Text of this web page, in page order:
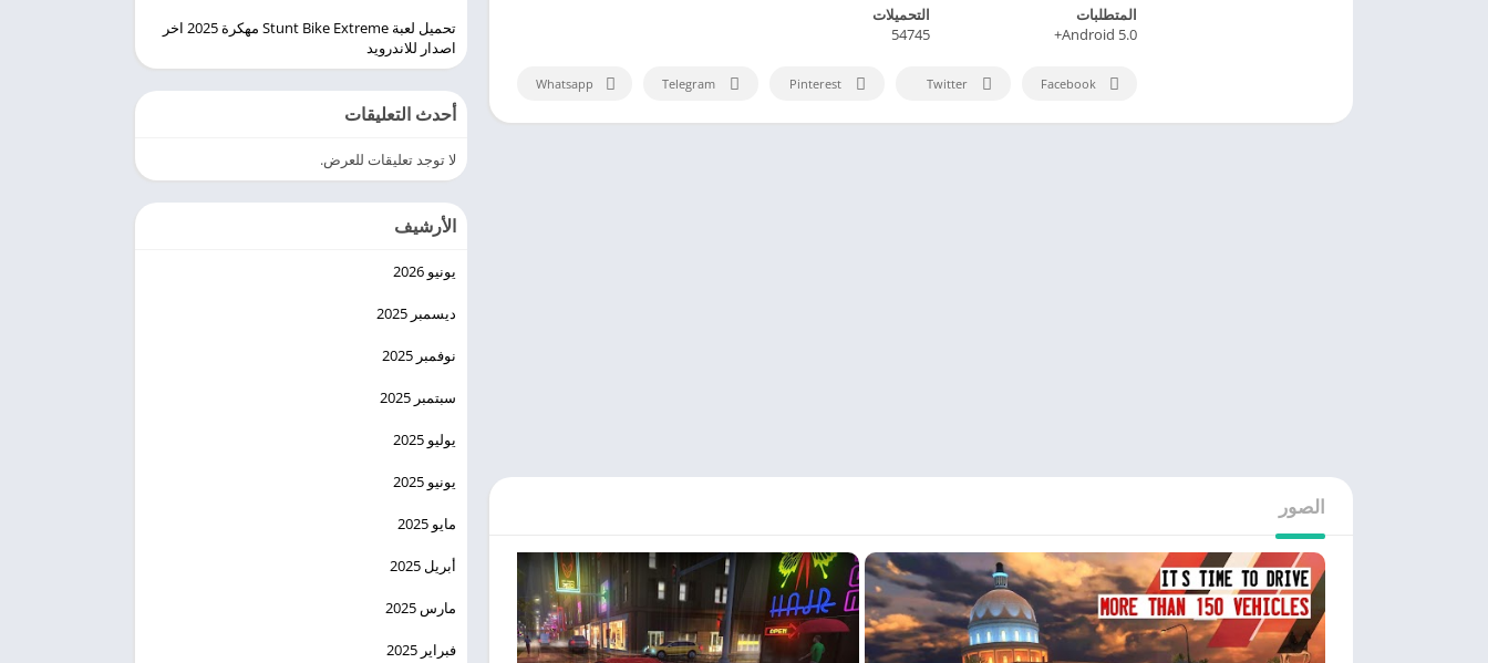
المتطلبات
Android 5.0+
التحميلات
54745
Facebook
Twitter
Pinterest
Telegram
Whatsapp
الصور
تحميل لعبة Stunt Bike Extreme مهكرة 2025 اخر
اصدار للاندرويد
أحدث التعليقات
لا توجد تعليقات للعرض.
الأرشيف
يونيو 2026
ديسمبر 2025
نوفمبر 2025
سبتمبر 2025
يوليو 2025
يونيو 2025
مايو 2025
أبريل 2025
مارس 2025
فبراير 2025